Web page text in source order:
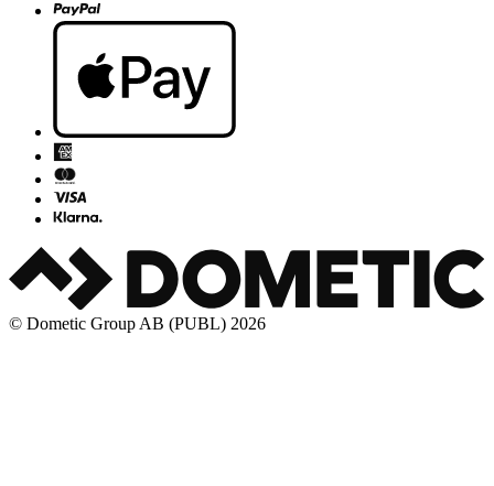
© Dometic Group AB (PUBL) 2026